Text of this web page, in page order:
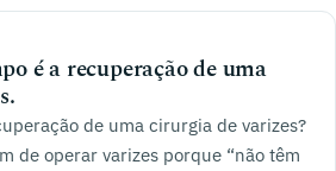
é a recuperação de uma
de uma cirurgia de varizes?
de operar varizes porque “não têm